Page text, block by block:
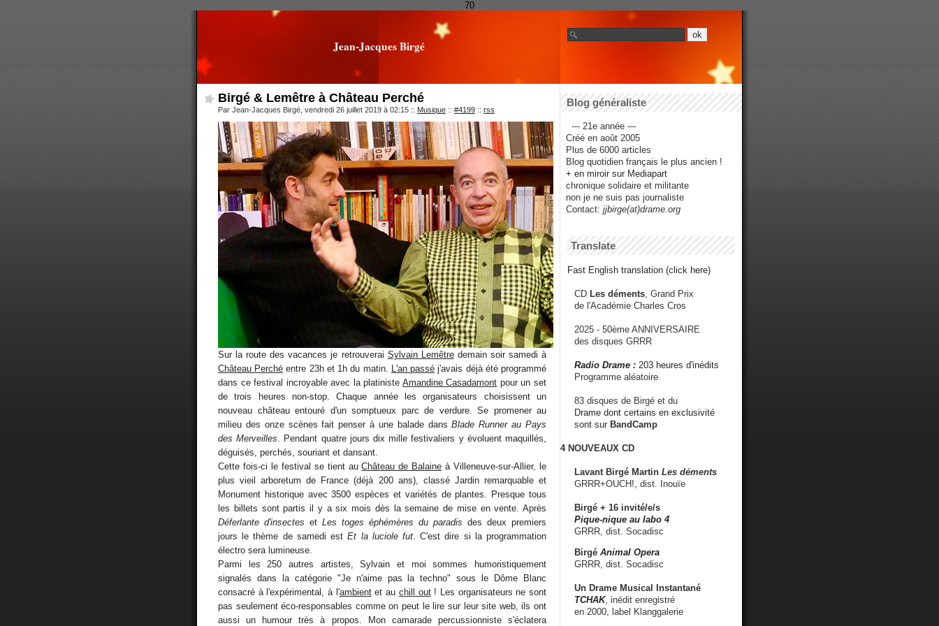
70
Jean-Jacques Birgé
Birgé & Lemêtre à Château Perché
Par Jean-Jacques Birgé, vendredi 26 juillet 2019 à 02:15 :: Musique :: #4199 :: rss
Sur la route des vacances je retrouverai Sylvain Lemêtredemain soir samedi à
Château Perché entre 23h et 1h du matin. L'an passé j'avais déjà été programmé
dans ce festival incroyable avec la platiniste Amandine Casadamont pour un set
de trois heures non-stop. Chaque année les organisateurs choisissent un
nouveau château entouré d'un somptueux parc de verdure. Se promener au
milieu des onze scènes fait penser à une balade dansBlade Runner au Pays
des Merveilles . Pendant quatre jours dix mille festivaliers y évoluent maquillés,
déguisés, perchés, souriant et dansant.
Cette fois-ci le festival se tient auChâteau de Balaine à Villeneuve-sur-Allier, le
plus vieil arboretum de France (déjà 200 ans), classé Jardin remarquable et
Monument historique avec 3500 espèces et variétés de plantes. Presque tous
les billets sont partis il y a six mois dès la semaine de mise en vente. Après
Déferlante d'insectes et Les toges éphémères du paradis des deux premiers
jours le thème de samedi estEt la luciole fut. C'est dire si la programmation
électro sera lumineuse.
Parmi les 250 autres artistes, Sylvain et moi sommes humoristiquement
signalés dans la catégorie "Je n'aime pas la techno" sous le Dôme Blanc
consacré à l'expérimental, à l'ambientet au chill out! Les organisateurs ne sont
pas seulement éco-responsables comme on peut le lire sur leur site web, ils ont
aussi un humour très à propos. Mon camarade percussionniste s'éclatera
Blog généraliste
--- 21e année ---
Créé en août 2005
Plus de 6000 articles
Blog quotidien français le plus ancien !
+ en miroir sur Mediapart
chronique solidaire et militante
non je ne suis pas journaliste
Contact: jjbirge(at)drame.org
Translate
Fast English translation (click here)
CD Les déments , Grand Prix
de l'Académie Charles Cros
2025 - 50ème ANNIVERSAIRE
des disques GRRR
Radio Drame : 203 heures d'inédits
Programme aléatoire
83 disques de Birgé et du
Drame dont certains en exclusivité
sont sur BandCamp
4 NOUVEAUX CD
Lavant Birgé Martin Les déments
GRRR+OUCH!, dist. Inouïe
Birgé + 16 invité/e/s
Pique-nique au labo 4
GRRR, dist. Socadisc
Birgé Animal Opera
GRRR, dist. Socadisc
Un Drame Musical Instantané
TCHAK, inédit enregistré
en 2000, label Klanggalerie